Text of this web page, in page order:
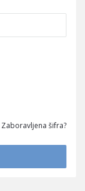
Zaboravljena šifra?